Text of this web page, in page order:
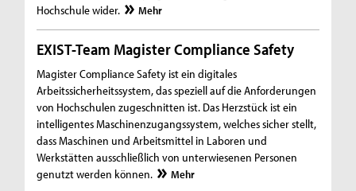
Hochschule wider.
Mehr
EXIST-Team Magister Compliance Safety
Magister Compliance Safety ist ein digitales
Arbeitssicherheitssystem, das speziell auf die Anforderungen
von Hochschulen zugeschnitten ist. Das Herzstück ist ein
intelligentes Maschinenzugangssystem, welches sicher stellt,
dass Maschinen und Arbeitsmittel in Laboren und
Werkstätten ausschließlich von unterwiesenen Personen
genutzt werden können.
Mehr